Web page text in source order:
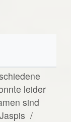
leider
sind
/